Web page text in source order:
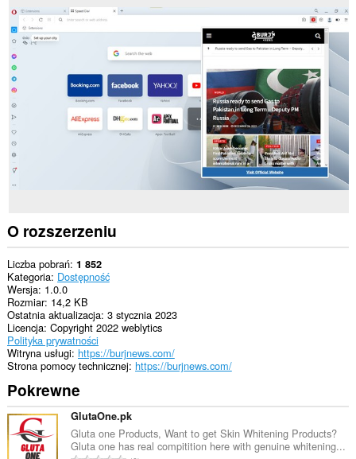
O rozszerzeniu
Liczba pobrań 1 852
Kategoria Dostępność
Wersja 1.0.0
Rozmiar 14,2 KB
Ostatnia aktualizacja 3 stycznia 2023
Licencja Copyright 2022 weblytics
Polityka prywatności
Witryna usługi https://burjnews.com/
Strona pomocy technicznej https://burjnews.com/
Pokrewne
GlutaOne.pk
Gluta one Products, Want to get Skin Whitening Products?
Gluta one has real compitition here with genuine whitening...